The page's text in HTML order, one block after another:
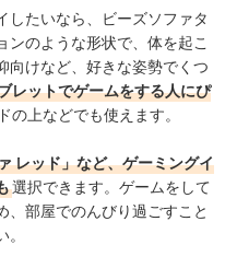
したいなら、ビーズソファタ
ンのような形状で、体を起こ
向けなど、好きな姿勢でくつ
レットでゲームをする人にぴ
の上などでも使えます。
レッド」など、ゲーミングイ
選択できます。ゲームをして
、部屋でのんびり過ごすこと